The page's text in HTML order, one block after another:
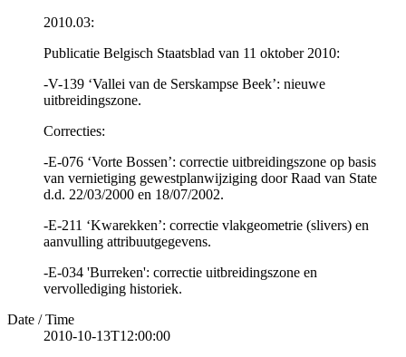
2010.03:
Publicatie Belgisch Staatsblad van 11 oktober 2010:
-V-139 ‘Vallei van de Serskampse Beek’: nieuwe
uitbreidingszone.
Correcties:
-E-076 ‘Vorte Bossen’: correctie uitbreidingszone op basis
van vernietiging gewestplanwijziging door Raad van State
d.d. 22/03/2000 en 18/07/2002.
-E-211 ‘Kwarekken’: correctie vlakgeometrie (slivers) en
aanvulling attribuutgegevens.
-E-034 'Burreken': correctie uitbreidingszone en
vervollediging historiek.
Date / Time
2010-10-13T12:00:00